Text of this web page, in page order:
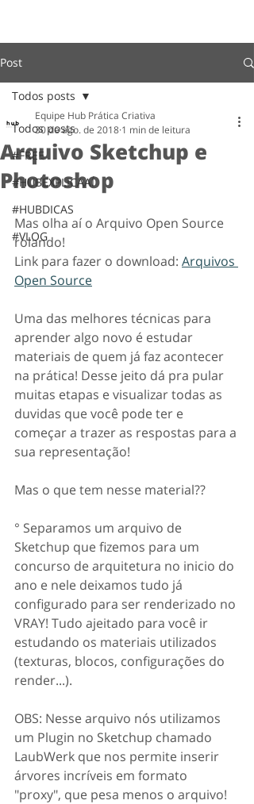
Post
Todos posts
#FREE
#HUBEXPLICAAÍ
#HUBDICAS
#VLOG
Todos posts
Arquivo Sketchup e
Photoshop
Equipe Hub Prática Criativa
30 de ago. de 2018 1 min de leitura
Mas olha aí o Arquivo Open Source
rolando!⠀⠀⠀⠀⠀⠀⠀
Link para fazer o download: Arquivos
Open Source
Uma das melhores técnicas para
aprender algo novo é estudar
materiais de quem já faz acontecer
na prática! Desse jeito dá pra pular
muitas etapas e visualizar todas as
duvidas que você pode ter e
começar a trazer as respostas para a
sua representação!
Mas o que tem nesse material??
° Separamos um arquivo de
Sketchup que fizemos para um
concurso de arquitetura no inicio do
ano e nele deixamos tudo já
configurado para ser renderizado no
VRAY! Tudo ajeitado para você ir
estudando os materiais utilizados
(texturas, blocos, configurações do
render...).
OBS: Nesse arquivo nós utilizamos
um Plugin no Sketchup chamado
LaubWerk que nos permite inserir
árvores incríveis em formato
"proxy", que pesa menos o arquivo!